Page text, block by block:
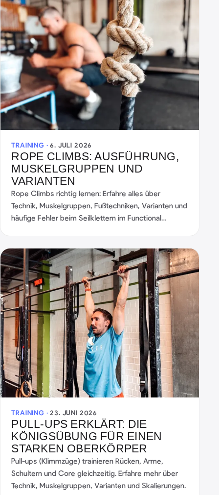
TRAINING ·6. JULI 2026
ROPE CLIMBS: AUSFÜHRUNG,
MUSKELGRUPPEN UND
VARIANTEN
Rope Climbs richtig lernen: Erfahre alles über
Technik, Muskelgruppen, Fußtechniken, Varianten und
häufige Fehler beim Seilklettern im Functional
TRAINING ·23. JUNI 2026
PULL-UPS ERKLÄRT: DIE
KÖNIGSÜBUNG FÜR EINEN
STARKEN OBERKÖRPER
Pull-ups (Klimmzüge) trainieren Rücken, Arme,
Schultern und Core gleichzeitig. Erfahre mehr über
Technik, Muskelgruppen, Varianten und Skalierungen.